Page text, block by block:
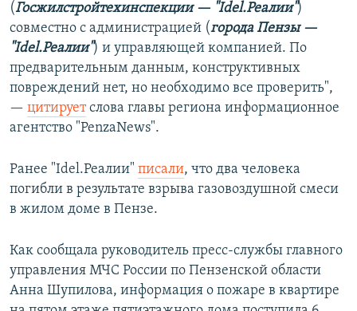
(Госжилстройтехинспекции — "Idel.Реалии")
совместно с администрацией (города Пензы —
"Idel.Реалии") и управляющей компанией. По
предварительным данным, конструктивных
повреждений нет, но необходимо все проверить",
— цитируетслова главы региона информационное
агентство "PenzaNews".
Ранее "Idel.Реалии" писали, что два человека
погибли в результате взрыва газовоздушной смеси
в жилом доме в Пензе.
Как сообщала руководитель пресс-службы главного
управления МЧС России по Пензенской области
Анна Шупилова, информация о пожаре в квартире